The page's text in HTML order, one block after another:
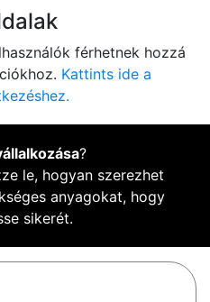
férhetnek hozzá
Kattints ide a
?
le, hogyan szerezhet
anyagokat, hogy
sikerét.